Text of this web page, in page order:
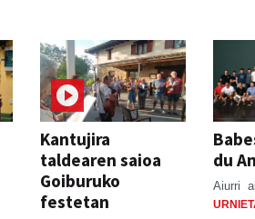
Kantujira
taldearen saioa
Goiburuko
festetan
du
Aiurri